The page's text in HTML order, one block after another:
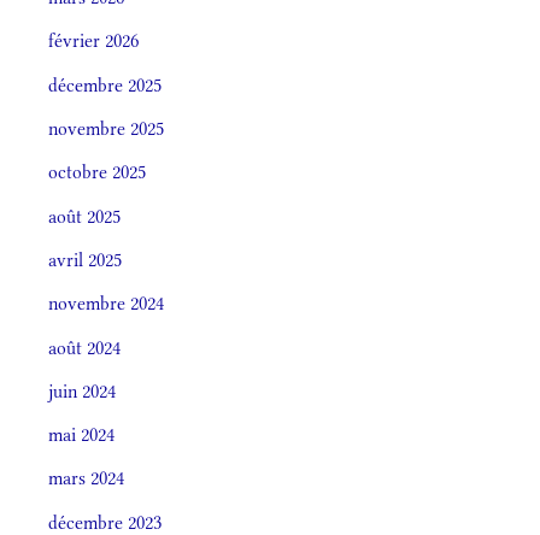
février 2026
décembre 2025
novembre 2025
octobre 2025
août 2025
avril 2025
novembre 2024
août 2024
juin 2024
mai 2024
mars 2024
décembre 2023